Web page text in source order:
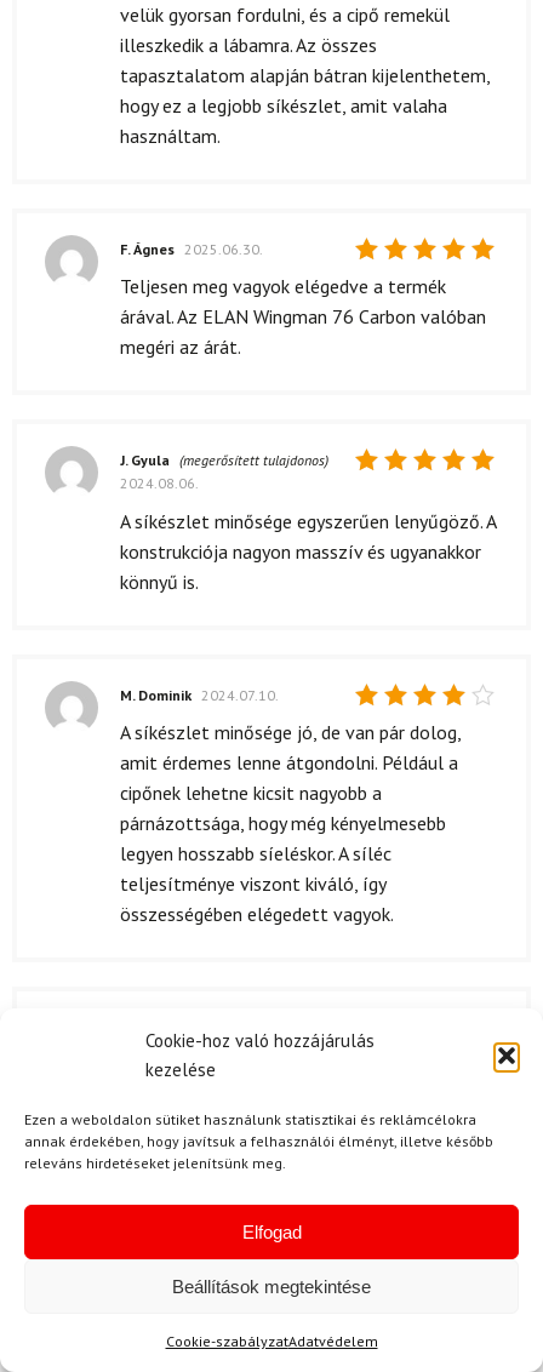
Cookie-hoz való hozzájárulás
kezelése
Ezen a weboldalon sütiket használunk statisztikai és reklámcélokra
annak érdekében, hogy javítsuk a felhasználói élményt, illetve később
releváns hirdetéseket jelenítsünk meg.
Elfogad
Beállítások megtekintése
Cookie-szabályzatAdatvédelem
velük gyorsan fordulni, és a cipő remekül
illeszkedik a lábamra. Az összes
tapasztalatom alapján bátran kijelenthetem,
hogy ez a legjobb síkészlet, amit valaha
használtam.
Értékelés:
F. Ágnes 2025.06.30.
Teljesen meg vagyok elégedve a termék
árával. Az ELAN Wingman 76 Carbon valóban
megéri az árát.
5/ 5
J. Gyula (megerősített tulajdonos)
2024.08.06.
A síkészlet minősége egyszerűen lenyűgöző. A
konstrukciója nagyon masszív és ugyanakkor
könnyű is.
Értékelés:
/ 5
M. Dominik 2024.07.10.
A síkészlet minősége jó, de van pár dolog,
amit érdemes lenne átgondolni. Például a
cipőnek lehetne kicsit nagyobb a
párnázottsága, hogy még kényelmesebb
legyen hosszabb síeléskor. A síléc
teljesítménye viszont kiváló, így
összességében elégedett vagyok.
Értékelés:
Nagyon tetszik, hogy az ELAN Wingman 76
kellemes áron elérhető is. Az ilyen minőségű
felszerelést több helyen is nehéz lenne
5/ 5
T. Dávid (megerősített tulajdonos)